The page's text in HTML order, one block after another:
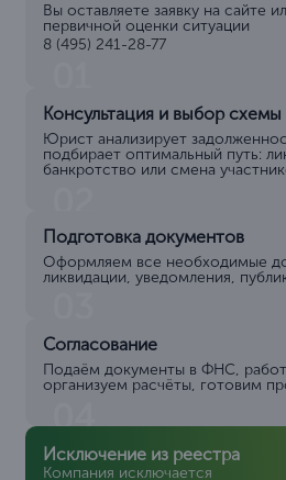
Вы оставляете заявку на сайте
первичной оценки ситуации
8 (495) 241-28-77
Консультация и выбор схемы
Юрист анализирует
подбирает оптимальный путь:
банкротство или смена
Подготовка документов
Оформляем все необходимые
ликвидации, уведомления,
Согласование
Подаём документы в ФНС,
организуем расчёты, готовим
04
Исключение из реестра
Компания исключается